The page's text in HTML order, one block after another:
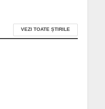
VEZI TOATE ȘTIRILE